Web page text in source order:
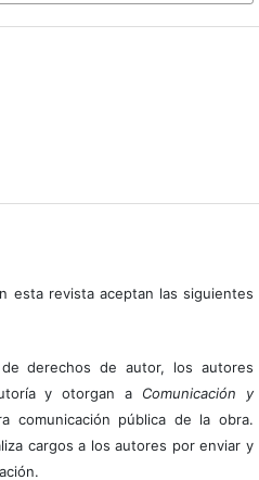
esta revista aceptan las siguientes
derechos de autor, los autores
y otorgan a Comunicación y
comunicación pública de la obra.
cargos a los autores por enviar y